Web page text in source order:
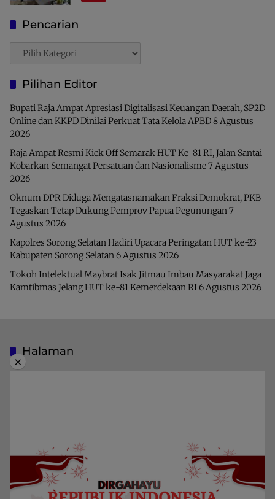
Pencarian
Pencarian
Pilihan Editor
Bupati Raja Ampat Apresiasi Digitalisasi Keuangan Daerah, SP2D
Online dan KKPD Dinilai Perkuat Tata Kelola APBD8 Agustus
2026
Raja Ampat Resmi Kick Off Semarak HUT Ke-81 RI, Jalan Santai
Kobarkan Semangat Persatuan dan Nasionalisme7 Agustus
2026
Oknum DPR Diduga Mengatasnamakan Fraksi Demokrat, PKB
Tegaskan Tetap Dukung Pemprov Papua Pegunungan7
Agustus 2026
Kapolres Sorong Selatan Hadiri Upacara Peringatan HUT ke-23
Kabupaten Sorong Selatan6 Agustus 2026
Tokoh Intelektual Maybrat Isak Jitmau Imbau Masyarakat Jaga
Kamtibmas Jelang HUT ke-81 Kemerdekaan RI6 Agustus 2026
Halaman
Kategori
Berita
×